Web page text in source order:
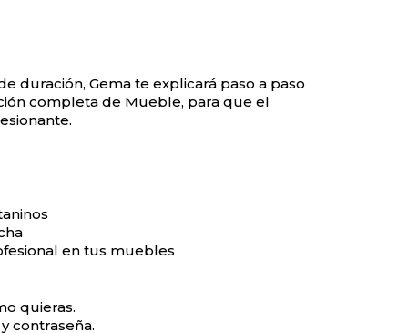
duración, Gema te explicará paso a paso
completa de Mueble, para que el
en tus muebles
quieras.
contraseña.